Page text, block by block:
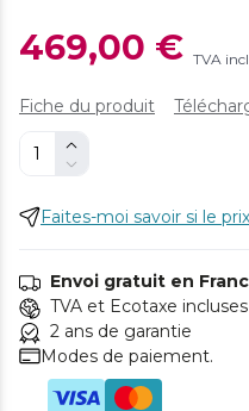
469,00 € TVA
Fiche du produit
Faites-moi savoir si le
Envoi gratuit en
TVA et Ecotaxe incluses
2 ans de garantie
Modes de paiement.